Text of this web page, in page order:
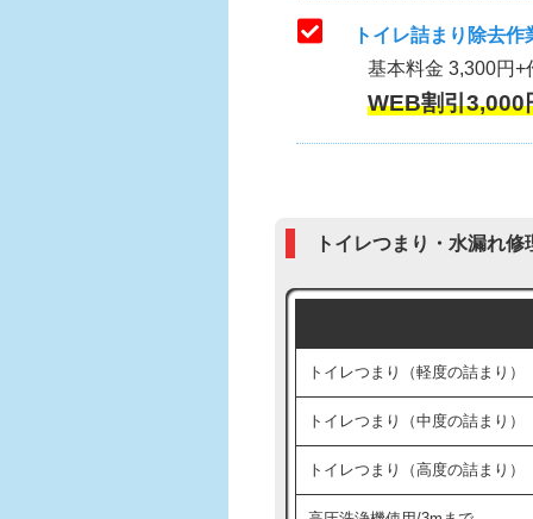
トイレ詰まり除去
基本料金 3,300円+
WEB割引
トイレつまり・水漏れ
トイレつまり（軽度の詰まり）
トイレつまり（中度の詰まり）
トイレつまり（高度の詰まり）